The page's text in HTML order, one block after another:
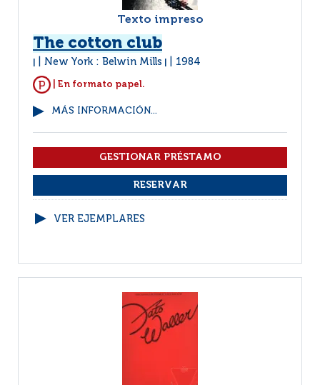
Texto impreso
The cotton club
New York : Belwin Mills 1984
| En formato papel.
MÁS INFORMACIÓN...
VER EJEMPLARES